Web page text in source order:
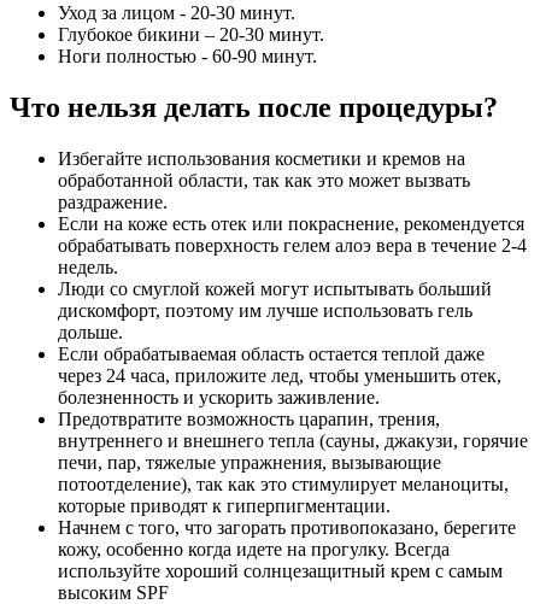
Уход за лицом - 20-30 минут.
Глубокое бикини – 20-30 минут.
Ноги полностью - 60-90 минут.
Что нельзя делать после процедуры?
Избегайте использования косметики и кремов на
обработанной области, так как это может вызвать
раздражение.
Если на коже есть отек или покраснение, рекомендуется
обрабатывать поверхность гелем алоэ вера в течение 2-4
недель.
Люди со смуглой кожей могут испытывать больший
дискомфорт, поэтому им лучше использовать гель
дольше.
Если обрабатываемая область остается теплой даже
через 24 часа, приложите лед, чтобы уменьшить отек,
болезненность и ускорить заживление.
Предотвратите возможность царапин, трения,
внутреннего и внешнего тепла (сауны, джакузи, горячие
печи, пар, тяжелые упражнения, вызывающие
потоотделение), так как это стимулирует меланоциты,
которые приводят к гиперпигментации.
Начнем с того, что загорать противопоказано, берегите
кожу, особенно когда идете на прогулку. Всегда
используйте хороший солнцезащитный крем с самым
высоким SPF